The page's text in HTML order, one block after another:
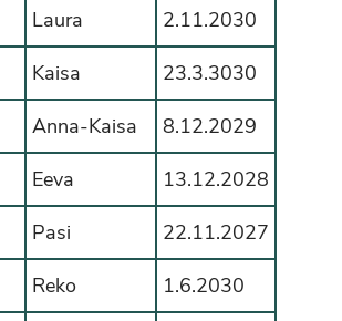
Laura
2.11.2030
Kaisa
23.3.3030
Anna-Kaisa
8.12.2029
Eeva
13.12.2028
Pasi
22.11.2027
Reko
1.6.2030